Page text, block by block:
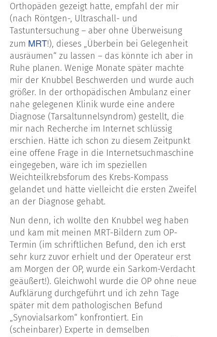
Orthopäden gezeigt hatte, empfahl der mir
(nach Röntgen-, Ultraschall- und
Tastuntersuchung – aber ohne Überweisung
zum MRT!), dieses „Überbein bei Gelegenheit
ausräumen“ zu lassen – das könnte ich aber in
Ruhe planen. Wenige Monate später machte
mir der Knubbel Beschwerden und wurde auch
größer. In der orthopädischen Ambulanz einer
nahe gelegenen Klinik wurde eine andere
Diagnose (Tarsaltunnelsyndrom) gestellt, die
mir nach Recherche im Internet schlüssig
erschien. Hätte ich schon zu diesem Zeitpunkt
eine offene Frage in die Internetsuchmaschine
eingegeben, wäre ich im speziellen
Weichteilkrebsforum des Krebs-Kompass
gelandet und hätte vielleicht die ersten Zweifel
an der Diagnose gehabt.
Nun denn, ich wollte den Knubbel weg haben
und kam mit meinen MRT-Bildern zum OP-
Termin (im schriftlichen Befund, den ich erst
sehr kurz zuvor erhielt und der Operateur erst
am Morgen der OP, wurde ein Sarkom-Verdacht
geäußert!). Gleichwohl wurde die OP ohne neue
Aufklärung durchgeführt und ich zehn Tage
später mit dem pathologischen Befund
„Synovialsarkom“ konfrontiert. Ein
(scheinbarer) Experte in demselben